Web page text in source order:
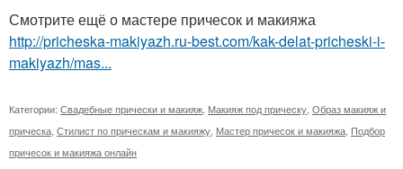
Смотрите ещё о мастере причесок и макияжа
http://pricheska-makiyazh.ru-best.com/kak-delat-pricheski-i-
makiyazh/mas...
Категории: Свадебные прически и макияж Макияж под прическу Образ макияж и
прическа Стилист по прическам и макияжу Мастер причесок и макияжа Подбор
причесок и макияжа онлайн